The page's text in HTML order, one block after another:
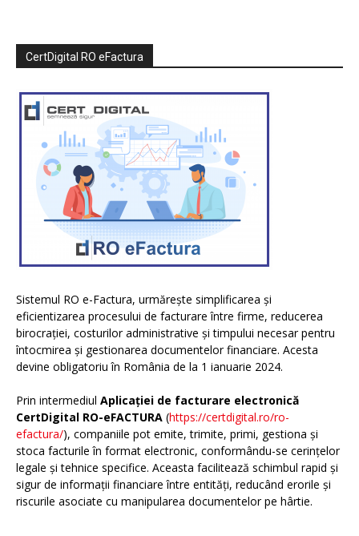
CertDigital RO eFactura
Sistemul RO e-Factura, urmărește simplificarea și
eficientizarea procesului de facturare între firme, reducerea
birocrației, costurilor administrative și timpului necesar pentru
întocmirea și gestionarea documentelor financiare. Acesta
devine obligatoriu în România de la 1 ianuarie 2024.
Prin intermediul Aplicației de facturare electronică
CertDigital RO-eFACTURA (https://certdigital.ro/ro-
efactura/), companiile pot emite, trimite, primi, gestiona și
stoca facturile în format electronic, conformându-se cerințelor
legale și tehnice specifice. Aceasta facilitează schimbul rapid și
sigur de informații financiare între entități, reducând erorile și
riscurile asociate cu manipularea documentelor pe hârtie.